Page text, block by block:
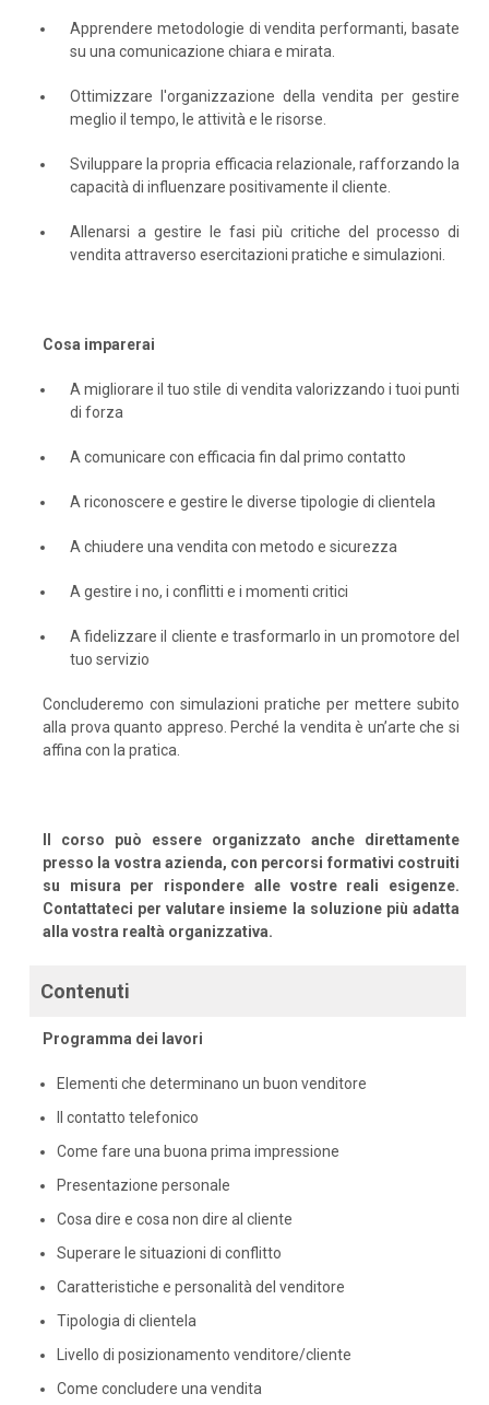
Apprendere metodologie di vendita performanti, basate
su una comunicazione chiara e mirata.
Ottimizzare l'organizzazione della vendita per gestire
meglio il tempo, le attività e le risorse.
Sviluppare la propria efficacia relazionale, rafforzando la
capacità di influenzare positivamente il cliente.
Allenarsi a gestire le fasi più critiche del processo di
vendita attraverso esercitazioni pratiche e simulazioni.
Cosa imparerai
A migliorare il tuo stile di vendita valorizzando i tuoi punti
di forza
A comunicare con efficacia fin dal primo contatto
A riconoscere e gestire le diverse tipologie di clientela
A chiudere una vendita con metodo e sicurezza
A gestire i no, i conflitti e i momenti critici
A fidelizzare il cliente e trasformarlo in un promotore del
tuo servizio
Concluderemo con simulazioni pratiche per mettere subito
alla prova quanto appreso. Perché la vendita è un’arte che si
affina con la pratica.
Il corso può essere organizzato anche direttamente
presso la vostra azienda, con percorsi formativi costruiti
su misura per rispondere alle vostre reali esigenze.
Contattateci per valutare insieme la soluzione più adatta
alla vostra realtà organizzativa.
Contenuti
Programma dei lavori
Elementi che determinano un buon venditore
Il contatto telefonico
Come fare una buona prima impressione
Presentazione personale
Cosa dire e cosa non dire al cliente
Superare le situazioni di conflitto
Caratteristiche e personalità del venditore
Tipologia di clientela
Livello di posizionamento venditore/cliente
Come concludere una vendita